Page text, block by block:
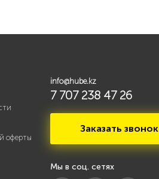
оферты
info@hube.kz
7 707 238 47 26
Заказать звонок
Мы в соц. сетях